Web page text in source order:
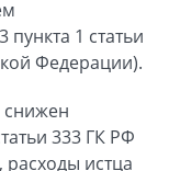
1 статьи
Федерации).
снижен
333 ГК РФ
расходы истца